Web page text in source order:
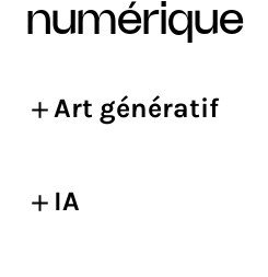
numérique
Art génératif
IA